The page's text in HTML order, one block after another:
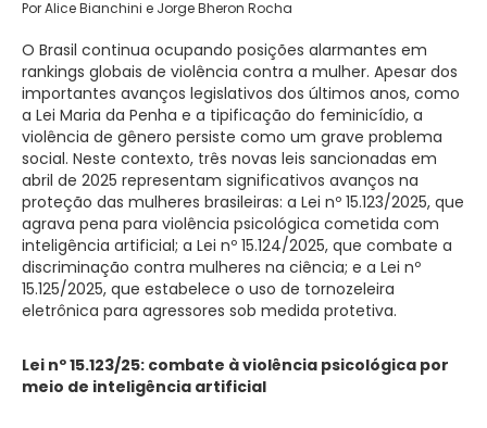
Por Alice Bianchini e Jorge Bheron Rocha
O Brasil continua ocupando posições alarmantes em
rankings globais de violência contra a mulher. Apesar dos
importantes avanços legislativos dos últimos anos, como
a Lei Maria da Penha e a tipificação do feminicídio, a
violência de gênero persiste como um grave problema
social. Neste contexto, três novas leis sancionadas em
abril de 2025 representam significativos avanços na
proteção das mulheres brasileiras: a Lei nº 15.123/2025, que
agrava pena para violência psicológica cometida com
inteligência artificial; a Lei nº 15.124/2025, que combate a
discriminação contra mulheres na ciência; e a Lei nº
15.125/2025, que estabelece o uso de tornozeleira
eletrônica para agressores sob medida protetiva.
Lei nº 15.123/25: combate à violência psicológica por
meio de inteligência artificial